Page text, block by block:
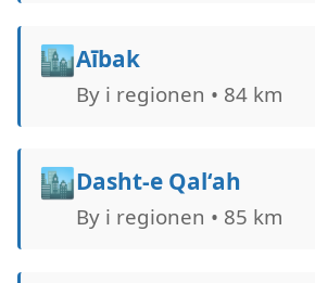
🏙️Aībak
By i regionen • 84 km
🏙️Dasht-e Qal‘ah
By i regionen • 85 km